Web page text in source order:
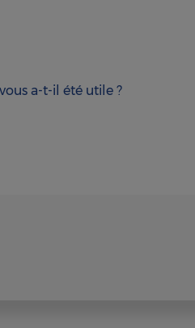
a-t-il été utile ?